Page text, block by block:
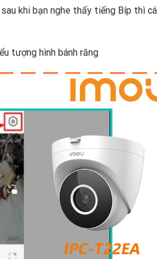
khi bạn nghe thấy tiếng Bíp thì
tượng hình bánh răng